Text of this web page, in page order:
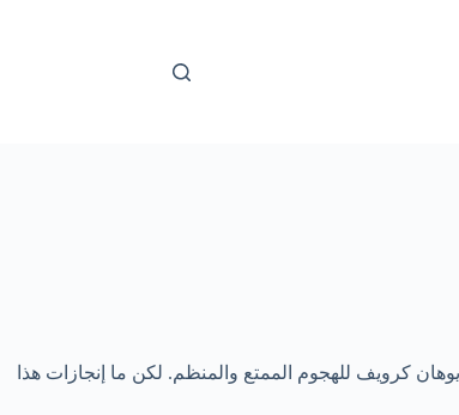
يوهان كرويف للهجوم الممتع والمنظم. لكن ما إنجازات هذا